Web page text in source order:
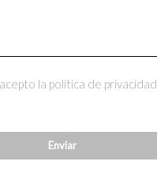
la política de privacidad